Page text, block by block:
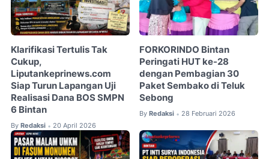
Klarifikasi Tertulis Tak
Cukup,
Liputankeprinews.com
Siap Turun Lapangan Uji
Realisasi Dana BOS SMPN
6 Bintan
By Redaksi • 20 April 2026
FORKORINDO Bintan
Peringati HUT ke-28
dengan Pembagian 30
Paket Sembako di Teluk
Sebong
By Redaksi • 28 Februari 2026